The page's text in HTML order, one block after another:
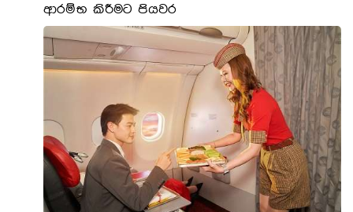
ආරම්භ කිරීමට පියවර